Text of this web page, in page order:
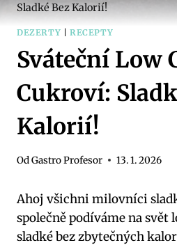
Sladké Bez Kalorií!
DEZERTY RECEPTY
Sváteční Low
Cukroví:
Kalorií!
OdGastro Profesor 13. 1. 2026
Ahoj všichni milovníci
společně⁤ podíváme na
sladké bez zbytečných